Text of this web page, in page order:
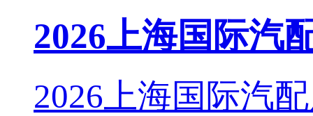
2026上海国际汽
2026上海国际汽